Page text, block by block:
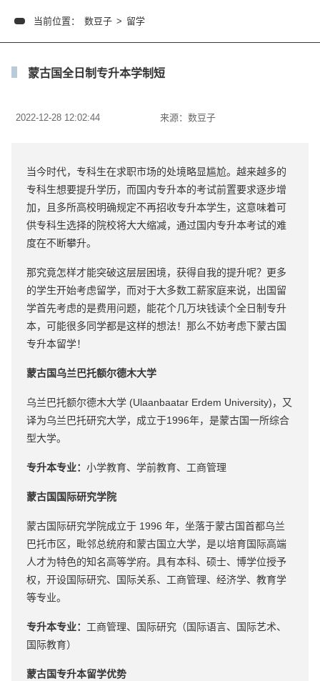
当前位置： 数豆子 > 留学
蒙古国全日制专升本学制短
2022-12-28 12:02:44 来源： 数豆子
当今时代，专科生在求职市场的处境略显尴尬。越来越多的
专科生想要提升学历，而国内专升本的考试前置要求逐步增
加，且多所高校明确规定不再招收专升本学生，这意味着可
供专科生选择的院校将大大缩减，通过国内专升本考试的难
度在不断攀升。
那究竟怎样才能突破这层层困境，获得自我的提升呢？更多
的学生开始考虑留学，而对于大多数工薪家庭来说，出国留
学首先考虑的是费用问题，能花个几万块钱读个全日制专升
本，可能很多同学都是这样的想法！那么不妨考虑下蒙古国
专升本留学！
蒙古国乌兰巴托额尔德木大学
乌兰巴托额尔德木大学 (Ulaanbaatar Erdem University)，又
译为乌兰巴托研究大学，成立于1996年，是蒙古国一所综合
型大学。
专升本专业： 小学教育、学前教育、工商管理
蒙古国国际研究学院
蒙古国际研究学院成立于 1996 年，坐落于蒙古国首都乌兰
巴托市区，毗邻总统府和蒙古国立大学，是以培育国际高端
人才为特色的知名高等学府。具有本科、硕士、博学位授予
权，开设国际研究、国际关系、工商管理、经济学、教育学
等专业。
专升本专业： 工商管理、国际研究（国际语言、国际艺术、
国际教育）
蒙古国专升本留学优势